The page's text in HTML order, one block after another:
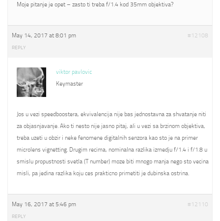
Moje pitanje je opet – zasto ti treba f/1.4 kod 35mm objektiva?
May 14, 2017 at 8:01 pm #12108
REPLY
viktor pavlovic
Keymaster
Jos u vezi speedboostera, ekvivalencija nije bas jednostavna za shvatanje niti
za objasnjavanje. Ako ti nesto nije jasno pitaj, ali u vezi sa brzinom objektiva,
treba uzeti u obzir i neke fenomene digitalnih senzora kao sto je na primer
microlens vignetting. Drugim recima, nominalna razlika izmedju f/1.4 i f/1.8 u
smislu propustnosti svetla (T number) moze biti mnogo manja nego sto vecina
misli, pa jedina razlika koju ces prakticno primetiti je dubinska ostrina.
May 16, 2017 at 5:46 pm #12110
REPLY